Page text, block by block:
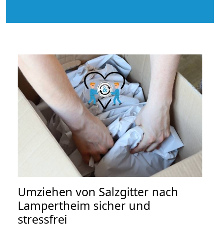
Umziehen von Salzgitter nach
Lampertheim sicher und
stressfrei